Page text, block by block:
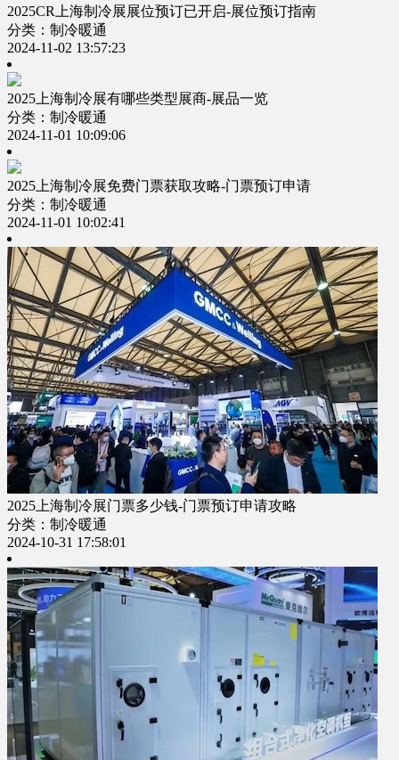
2025CR上海制冷展展位预订已开启-展位预订指南
分类：制冷暖通
2024-11-02 13:57:23
2025上海制冷展有哪些类型展商-展品一览
分类：制冷暖通
2024-11-01 10:09:06
2025上海制冷展免费门票获取攻略-门票预订申请
分类：制冷暖通
2024-11-01 10:02:41
2025上海制冷展门票多少钱-门票预订申请攻略
分类：制冷暖通
2024-10-31 17:58:01